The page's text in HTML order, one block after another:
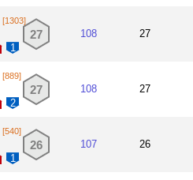
[1303]
1
27 108 27
[889]
2
27 108 27
[540]
1
26 107 26